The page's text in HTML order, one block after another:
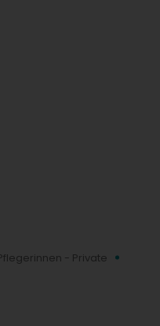
de votre
- Private